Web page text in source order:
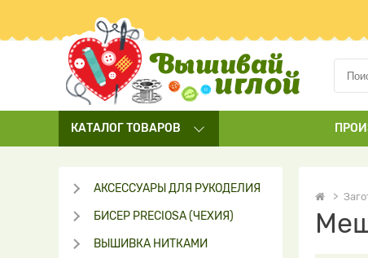
КАТАЛОГТОВАРОВ
АКСЕССУАРЫ ДЛЯ РУКОДЕЛИЯ
БИСЕР PRECIOSA (ЧЕХИЯ)
ВЫШИВКА НИТКАМИ